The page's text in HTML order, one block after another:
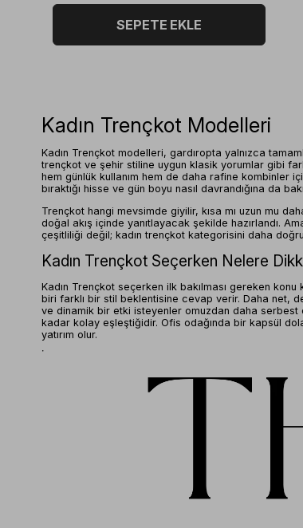
SEPETE EKLE
Kadın Trençkot Modelleri
Kadın Trençkot modelleri, gardıropta yalnızca
trençkot ve şehir stiline uygun klasik yorumlar gibi
hem günlük kullanım hem de daha rafine kombinler
bıraktığı hisse ve gün boyu nasıl davrandığına da
Trençkot hangi mevsimde giyilir, kısa mı uzun mu
doğal akış içinde yanıtlayacak şekilde hazırlandı.
çeşitliliği değil; kadın trençkot kategorisini daha
Kadın Trençkot Seçerken Nelere
Kadın Trençkot seçerken ilk bakılması gereken
biri farklı bir stil beklentisine cevap verir. Daha net,
ve dinamik bir etki isteyenler omuzdan daha serbest
kadar kolay eşleştiğidir. Ofis odağında bir kapsül
yatırım olur.
pens veya pile gibi yapısal çizgiler ise görünümü
kurulduğu, omuz veya paça oranının bedende
Thalure’da bu kategorinin güçlü tarafı, aynı stil
oluştururken, siyah, lacivert ve antrasit tonları
kullanılan ve sezon geçişlerinde güven veren
öne çıkar. Renk seçiminde en doğru yöntem,
Doku tarafında ise tok duran fakat akıcı hareket